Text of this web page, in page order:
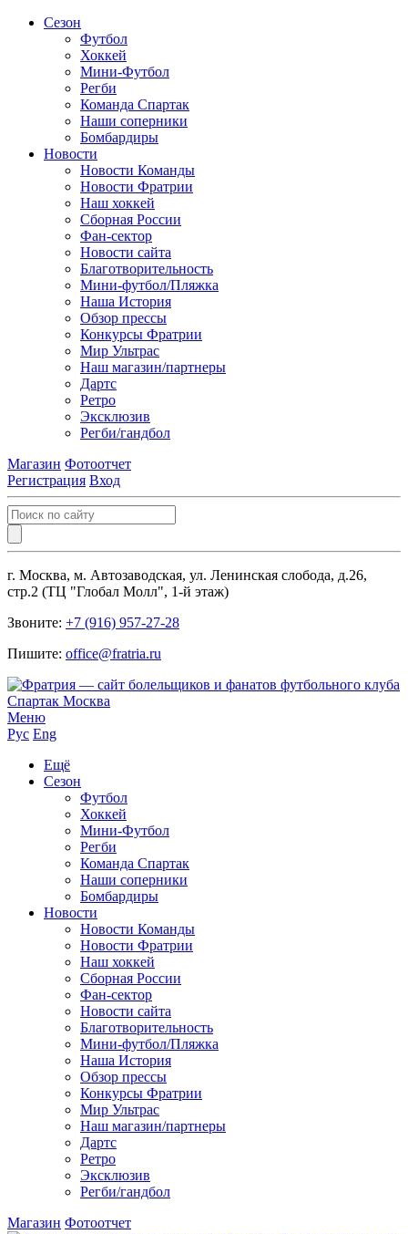
Сезон
Футбол
Хоккей
Мини-Футбол
Регби
Команда Спартак
Наши соперники
Бомбардиры
Новости
Новости Команды
Новости Фратрии
Наш хоккей
Сборная России
Фан-cектор
Новости сайта
Благотворительность
Мини-футбол/Пляжка
Наша История
Обзор прессы
Конкурсы Фратрии
Мир Ультрас
Наш магазин/партнеры
Дартс
Ретро
Эксклюзив
Регби/гандбол
Магазин Фотоотчет
Регистрация Вход
г. Москва, м. Автозаводская, ул. Ленинская слобода, д.26,
стр.2 (ТЦ "Глобал Молл", 1-й этаж)
Звоните: +7 (916) 957-27-28
Пишите: office@fratria.ru
Меню
Рус Eng
Ещё
Сезон
Футбол
Хоккей
Мини-Футбол
Регби
Команда Спартак
Наши соперники
Бомбардиры
Новости
Новости Команды
Новости Фратрии
Наш хоккей
Сборная России
Фан-cектор
Новости сайта
Благотворительность
Мини-футбол/Пляжка
Наша История
Обзор прессы
Конкурсы Фратрии
Мир Ультрас
Наш магазин/партнеры
Дартс
Ретро
Эксклюзив
Регби/гандбол
Магазин Фотоотчет